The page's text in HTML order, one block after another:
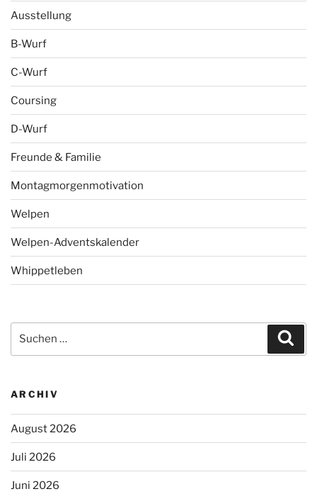
Ausstellung
B-Wurf
C-Wurf
Coursing
D-Wurf
Freunde & Familie
Montagmorgenmotivation
Welpen
Welpen-Adventskalender
Whippetleben
nach:
ARCHIV
August 2026
Juli 2026
Juni 2026